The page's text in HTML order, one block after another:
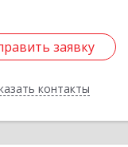
заявку
контакты
заявку
Назад